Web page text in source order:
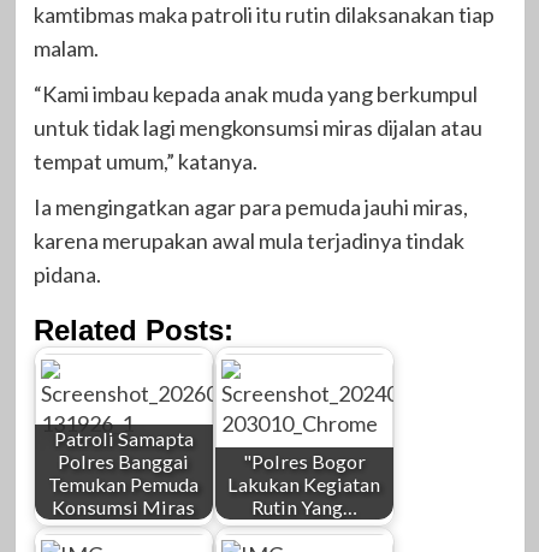
kamtibmas maka patroli itu rutin dilaksanakan tiap
malam.
“Kami imbau kepada anak muda yang berkumpul
untuk tidak lagi mengkonsumsi miras dijalan atau
tempat umum,” katanya.
Ia mengingatkan agar para pemuda jauhi miras,
karena merupakan awal mula terjadinya tindak
pidana.
Related Posts:
Patroli Samapta
Polres Banggai
Temukan Pemuda
Konsumsi Miras
"Polres Bogor
Lakukan Kegiatan
Rutin Yang…